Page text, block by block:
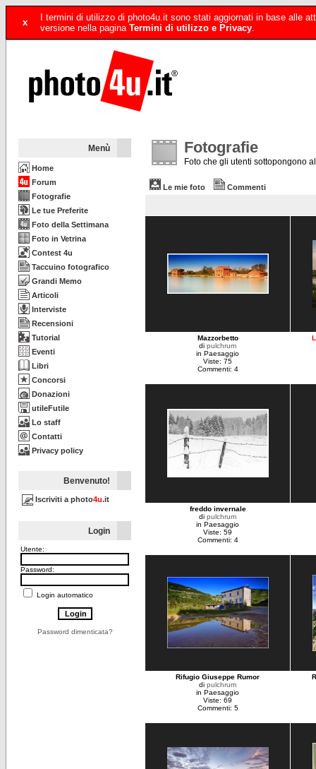
x
I termini di utilizzo di photo4u.it sono stati aggiornati in base alle
versione nella pagina Termini di utilizzo e Privacy.
Menù
Home
Forum
Fotografie
Le tue Preferite
Foto della Settimana
Foto in Vetrina
Contest 4u
Taccuino fotografico
Grandi Memo
Articoli
Interviste
Recensioni
Tutorial
Eventi
Libri
Concorsi
Donazioni
utileFutile
Lo staff
Contatti
Privacy policy
Benvenuto!
Iscriviti a photo4u.it
Login
Utente:
Password:
Login automatico
Password dimenticata?
Fotografie
Foto che gli utenti sottopongono
Le mie foto Commenti
Mazzorbetto
di pulchrum
in Paesaggio
Viste: 75
Commenti: 4
freddo invernale
di pulchrum
in Paesaggio
Viste: 59
Commenti: 4
Rifugio Giuseppe Rumor
di pulchrum
in Paesaggio
Viste: 69
Commenti: 5